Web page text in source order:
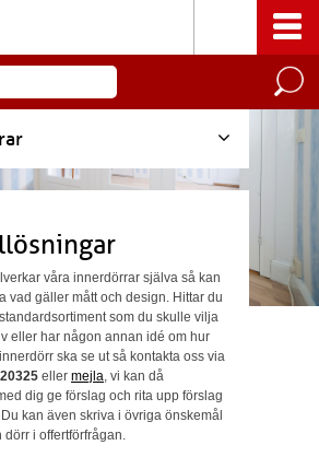
våra innerdörrar själva så kan
vad gäller mått och design. Hittar du
som du skulle vilja
eller har någon annan idé om hur
ska se ut så kontakta oss via
eller mejla, vi kan då
dig ge förslag och rita upp förslag
kan även skriva i övriga önskemål
dörr i offertförfrågan.